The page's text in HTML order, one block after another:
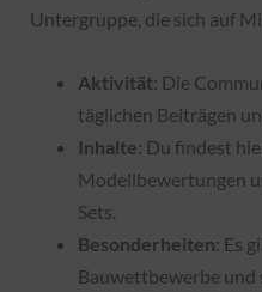
Untergruppe, die sich auf
Aktivität: Die
täglichen Beiträgen
Inhalte: Du findest
Modellbewertungen
Sets.
Besonderheiten: Es
Bauwettbewerbe und